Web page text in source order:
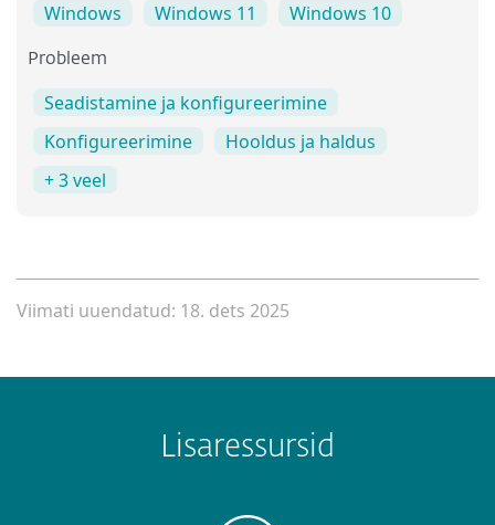
Windows Windows 11 Windows 10
Probleem
Seadistamine ja konfigureerimine
Konfigureerimine
Hooldus ja haldus
+ 3 veel
Viimati uuendatud: 18. dets 2025
Lisaressursid